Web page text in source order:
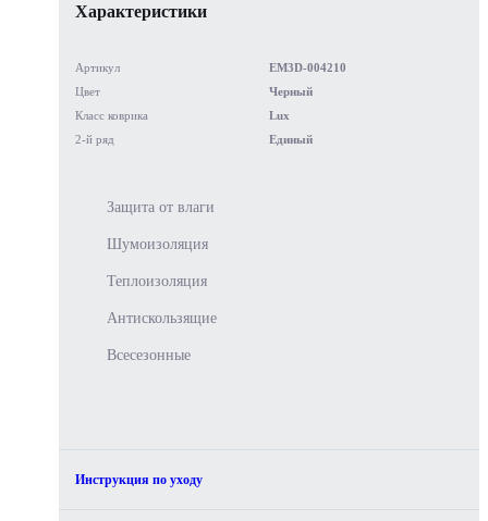
Характеристики
Артикул
EM3D-004210
Цвет
Черный
Класс коврика
Lux
2-й ряд
Единый
Защита от влаги
Шумоизоляция
Теплоизоляция
Антискользящие
Всесезонные
Инструкция по уходу